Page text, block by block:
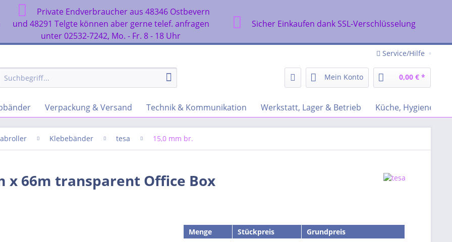
Private Endverbraucher aus 48346 Ostbevern
und 48291 Telgte können aber gerne telef. anfragen
unter 02532-7242, Mo. - Fr. 8 - 18 Uhr
Sicher Einkaufen dank SSL-Verschlüsselung
Service/Hilfe
Mein Konto 0,00 € *
Verpackung & Versand Technik & Kommunikation Werkstatt, Lager & Betrieb Küche, Hygiene &
Klebebänder tesa 15,0 mm br.
x 66m transparent Office Box
Menge Stückpreis
Grundpreis